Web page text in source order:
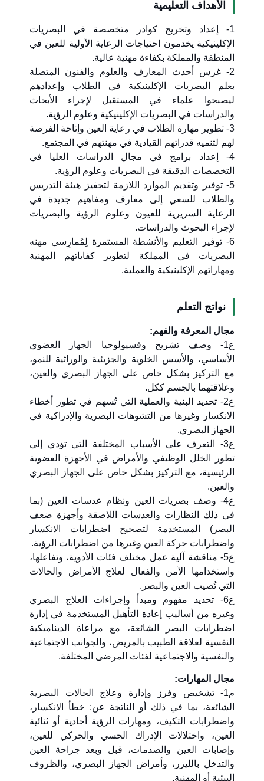
الأهداف التعليمية
1- إعداد وتخريج كوادر متخصصة في البصريات
الإكلينيكية يخدمون احتياجات الرعاية الأولية للعين في
المنطقة والمملكة بكفاءة مهنية عالية.
2- غرس أحدث المعارف والعلوم والفنون المتصلة
بعلم البصريات الإكلينيكية في الطلاب وإعدادهم
ليصبحوا علماء في المستقبل لإجراء الأبحاث
والدراسات في البصريات الإكلينيكية وعلوم الرؤية.
3- تطوير مهارة الطلاب في رعاية العين وإتاحة الفرصة
لهم لتنميه قدراتهم القيادية في مهنتهم في المجتمع.
4- إعداد برامج في مجال الدراسات العليا في
التخصصات الدقيقة في البصريات وعلوم الرؤية.
5- توفير وتقديم الموارد اللازمة لتحفيز هيئة التدريس
والطلاب للسعي إلى معارف ومفاهيم جديدة في
الرعاية السريرية للعيون وعلوم الرؤية والبصريات
لإجراء البحوث والدراسات.
6- توفير التعليم والأنشطة المستمرة لِمُمارِسي مهنه
البصريات في المملكة لتطوير كفاياتهم المهنية
ومهاراتهم الإكلينيكية والعملية.
نواتج التعلم
مجال المعرفة والفهم:
ع1- وصف تشريح وفسيولوجيا الجهاز العضوي
الأساسي، والأسس الخلوية والجزيئية والوراثية للنمو،
مع التركيز بشكل خاص على الجهاز البصري والعين،
وعلاقتهما بالجسم ككل.
ع2- تحديد البنية والعملية التي تُسهم في تطور أخطاء
الانكسار وغيرها من التشوهات البصرية والإدراكية في
الجهاز البصري.
ع3- التعرف على الأسباب المختلفة التي تؤدي إلى
تطور الخلل الوظيفي والأمراض في الأجهزة العضوية
الرئيسية، مع التركيز بشكل خاص على الجهاز البصري
والعين.
ع4- وصف بصريات العين ونظام عدسات العين (بما
في ذلك النظارات والعدسات اللاصقة وأجهزة ضعف
البصر) المستخدمة لتصحيح اضطرابات الانكسار
واضطرابات حركة العين وغيرها من اضطرابات الرؤية.
ع5- مناقشة آلية عمل مختلف فئات الأدوية، وتفاعلها،
واستخدامها الآمن والفعال لعلاج الأمراض والحالات
التي تُصيب العين والبصر.
ع6- تحديد مفهوم ومبدأ وإجراءات العلاج البصري
وغيره من أساليب إعادة التأهيل المستخدمة في إدارة
اضطرابات البصر الشائعة، مع مراعاة الديناميكية
النفسية لعلاقة الطبيب بالمريض، والجوانب الاجتماعية
والنفسية والاجتماعية لفئات المرضى المختلفة.
مجال المهارات:
م1- تشخيص وفرز وإدارة وعلاج الحالات البصرية
الشائعة، بما في ذلك أو الناتجة عن: خطأ الانكسار،
واضطرابات التكيف، ومهارات الرؤية أحادية أو ثنائية
العين، واختلالات الإدراك الحسي والحركي للعين،
وإصابات العين والصدمات، قبل وبعد جراحة العين
والتدخل بالليزر، وأمراض الجهاز البصري، والظروف
البيئية أو المهنية.